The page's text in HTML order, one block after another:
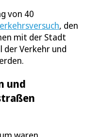
von 40
, den
mit der Stadt
der Verkehr und
und